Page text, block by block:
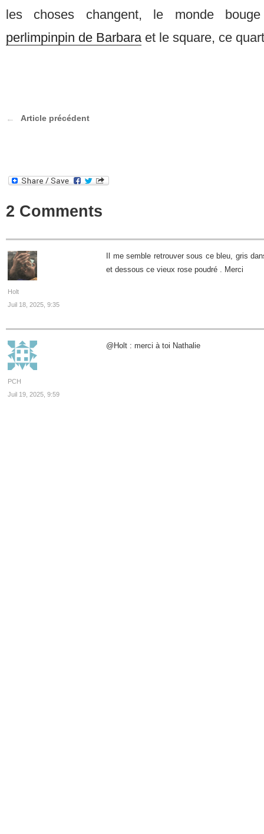
les choses changent, le monde
perlimpinpin de Barbaraet le square, ce
Article précédent
2 Comments
Holt
Juil 18, 2025, 9:35
Il me semble retrouver sous ce bleu, gris
et dessous ce vieux rose poudré . Merci
PCH
Juil 19, 2025, 9:59
@Holt : merci à toi Nathalie